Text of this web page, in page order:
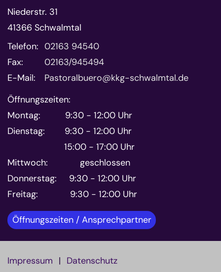
Niederstr. 31
41366 Schwalmtal
Telefon: 02163 94540
Fax:
02163/945494
E-Mail:
Pastoralbuero@kkg-schwalmtal.de
Öffnungszeiten:
Montag: 9:30 - 12:00 Uhr
Dienstag: 9:30 - 12:00 Uhr
15:00 - 17:00 Uhr
Mittwoch: geschlossen
Donnerstag: 9:30 - 12:00 Uhr
Freitag: 9:30 - 12:00 Uhr
Öffnungszeiten / Ansprechpartner
Impressum Datenschutz